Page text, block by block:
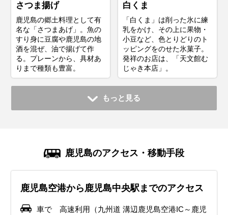
さつま揚げ
鹿児島の郷土料理として有
名な「さつまあげ」。魚の
すり身に豆腐や鹿児島の地
酒を混ぜ、油で揚げて作
る。プレーンから、具材あ
りまで種類も豊富。
白くま
「白くま」は削った氷に練
乳をかけ、その上に果物・
小豆など、色とりどりのト
ッピングをのせた氷菓子。
発祥のお店は、「天文館む
じゃき本店」。
もっと見る
鹿児島のアクセス・移動手段
鹿児島空港から鹿児島中央駅までのアクセス
車で 高速利用（九州道 溝辺鹿児島空港IC～鹿児